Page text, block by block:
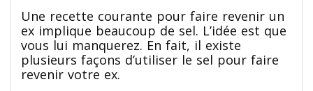
Une recette courante pour faire revenir un
ex implique beaucoup de sel. L’idée est que
vous lui manquerez. En fait, il existe
plusieurs façons d’utiliser le sel pour faire
revenir votre ex.